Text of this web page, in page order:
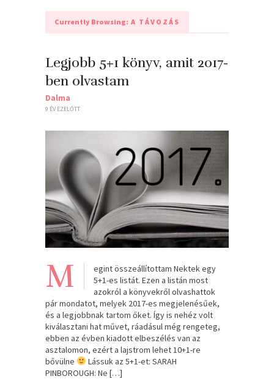
Currently Browsing: A TÁVOZÁS
Legjobb 5+1 könyv, amit 2017-
ben olvastam
Dalma
9 ÉV EZELŐTT
M
egint összeállítottam Nektek egy
5+1-es listát. Ezen a listán most
azokról a könyvekről olvashattok
pár mondatot, melyek 2017-es megjelenésűek,
és a legjobbnak tartom őket. Így is nehéz volt
kiválasztani hat művet, ráadásul még rengeteg,
ebben az évben kiadott elbeszélés van az
asztalomon, ezért a lajstrom lehet 10+1-re
bővülne
Lássuk az 5+1-et: SARAH
PINBOROUGH: Ne […]